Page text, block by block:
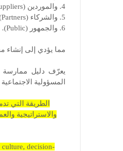
4. والموردين (Suppliers).
5. والشركاء (Partners).
6. والجمهور (Public).
مما يؤدي إلى إنشاء
يعرّف دليل ممارسة
المسؤولية
الطريقة التي
والاستراتيجية
decision-